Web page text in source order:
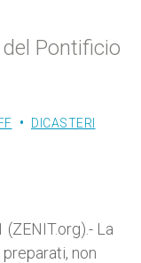
Pontificio
DICASTERI
La
non